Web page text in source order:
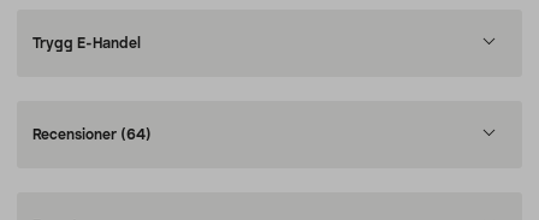
Trygg E-Handel
Recensioner (64)